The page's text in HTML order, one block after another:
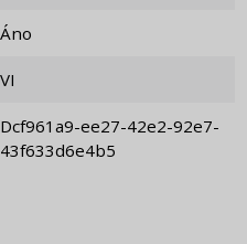
Áno
VI
dcf961a9-ee27-42e2-92e7-
43f633d6e4b5